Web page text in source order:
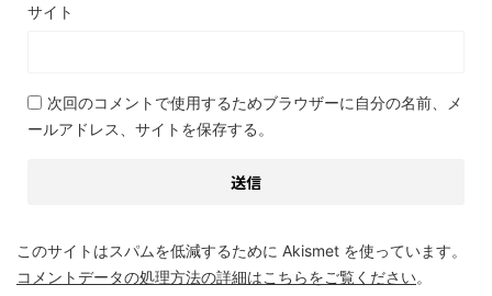
サイト
次回のコメントで使用するためブラウザーに自分の名前、メ
ールアドレス、サイトを保存する。
このサイトはスパムを低減するために Akismet を使っています。
コメントデータの処理方法の詳細はこちらをご覧ください。